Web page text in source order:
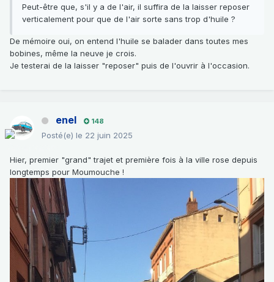
Peut-être que, s'il y a de l'air, il suffira de la laisser reposer
verticalement pour que de l'air sorte sans trop d'huile ?
De mémoire oui, on entend l'huile se balader dans toutes mes
bobines, même la neuve je crois.
Je testerai de la laisser "reposer" puis de l'ouvrir à l'occasion.
enel 148
Posté(e) le 22 juin 2025
Hier, premier "grand" trajet et première fois à la ville rose depuis
longtemps pour Moumouche !